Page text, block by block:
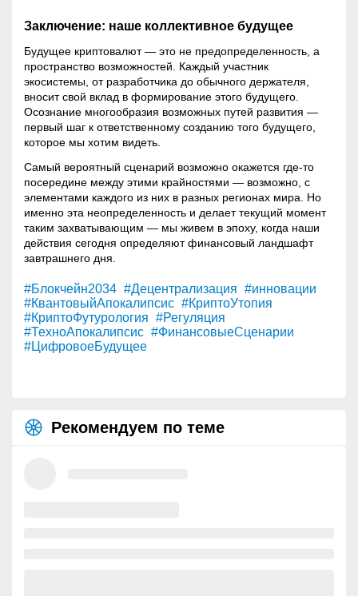
Заключение: наше коллективное будущее
Будущее криптовалют — это не предопределенность, а
пространство возможностей. Каждый участник
экосистемы, от разработчика до обычного держателя,
вносит свой вклад в формирование этого будущего.
Осознание многообразия возможных путей развития —
первый шаг к ответственному созданию того будущего,
которое мы хотим видеть.
Самый вероятный сценарий возможно окажется где-то
посередине между этими крайностями — возможно, с
элементами каждого из них в разных регионах мира. Но
именно эта неопределенность и делает текущий момент
таким захватывающим — мы живем в эпоху, когда наши
действия сегодня определяют финансовый ландшафт
завтрашнего дня.
#Блокчейн2034 #Децентрализация #инновации
#КвантовыйАпокалипсис #КриптоУтопия
#КриптоФутурология #Регуляция
#ТехноАпокалипсис #ФинансовыеСценарии
#ЦифровоеБудущее
Рекомендуем по теме